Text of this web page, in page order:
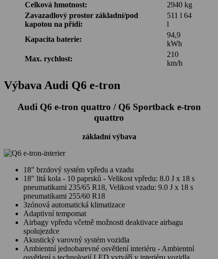
Celková hmotnost:
2940 kg
Zavazadlový prostor základní/pod
kapotou na přídi:
511 l 64
l
Kapacita baterie:
94,9
kWh
Max. rychlost:
210
km/h
Výbava Audi Q6 e-tron
Audi Q6 e-tron quattro / Q6 Sportback e-tron
quattro
základní výbava
18" brzdový systém vpředu a vzadu
18" litá kola - 10 paprsků - Velikost vpředu: 8.0 J x 18 s
pneumatikami 235/65 R18, Velikost vzadu: 9.0 J x 18 s
pneumatikami 255/60 R18
3zónová automatická klimatizace
Adaptivní tempomat
Airbagy vpředu včetně možnosti deaktivace airbagu
spolujezdce
Akustický varovný systém vozidla
Ambientní jednobarevné osvětlení interiéru - Ambientní
osvětlení s technologií LED vytváří v interiéru vozidla